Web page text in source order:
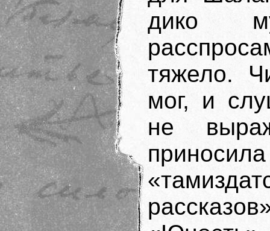
дико
тяжело.
мог, и
не